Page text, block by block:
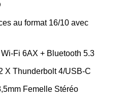
au format 16/10 avec
Fi 6AX + Bluetooth 5.3
X Thunderbolt 4/USB-C
Femelle Stéréo